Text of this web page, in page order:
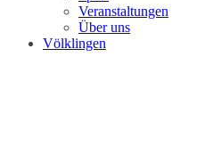
Veranstaltungen
Über uns
Völklingen